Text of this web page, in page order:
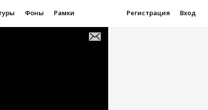
Фоны Рамки Регистрация Вход